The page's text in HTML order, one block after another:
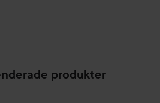
produkter